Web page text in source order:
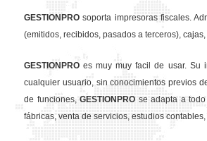
GESTION PRO soporta impresoras fiscales.
(emitidos, recibidos, pasados a terceros),
GESTION PRO es muy muy facil de usar. Su
cualquier usuario, sin conocimientos previos
de funciones,GESTION PRO se adapta a
fábricas, venta de servicios, estudios